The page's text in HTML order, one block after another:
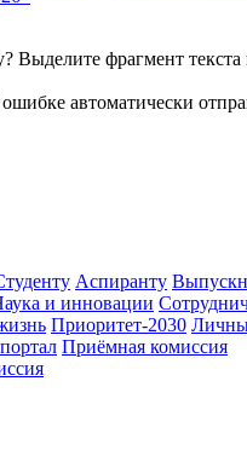
Выделите фрагмент
автоматически
Аспиранту
и инновации
Приоритет-2030
Приёмная комиссия